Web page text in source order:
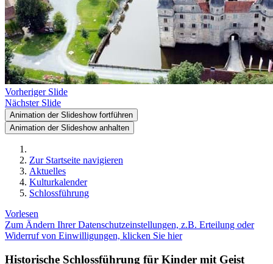
Vorheriger Slide
Nächster Slide
Animation der Slideshow fortführen
Animation der Slideshow anhalten
Zur Startseite navigieren
Aktuelles
Kulturkalender
Schlossführung
Vorlesen
Zum Ändern Ihrer Datenschutzeinstellungen, z.B. Erteilung oder
Widerruf von Einwilligungen, klicken Sie hier
Historische Schlossführung für Kinder mit Geist